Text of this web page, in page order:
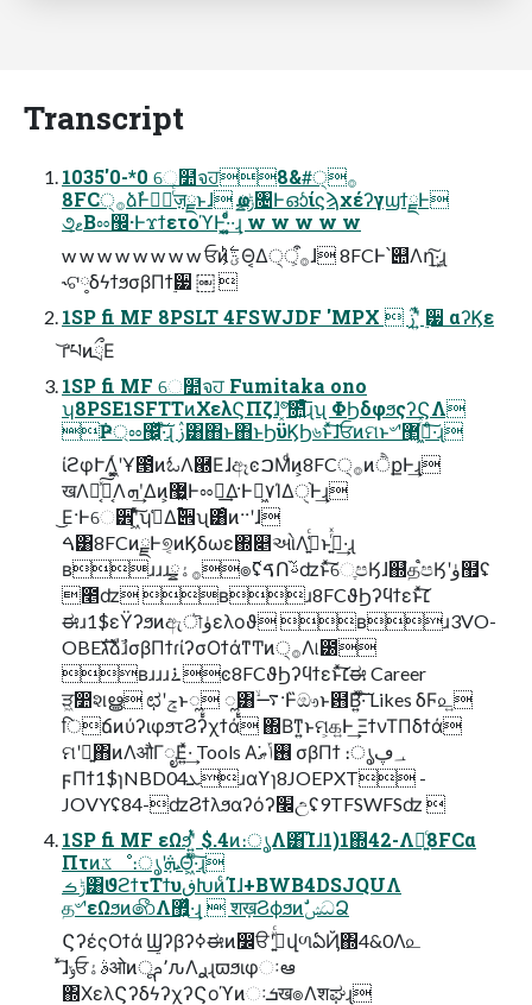
Transcript
1035'0-*0 େ໺จਹ8&#੍࡞
8FC੍࡞ձࣾͰഓٕͬͨज़ྗͱɺ ҩྍݱ৔ͰഓͬͨίϛϡχέʔγϣϯྗͰ
૭ޱ͔Βೲ඼·ͰϫϯετοϓͰ͓·͔͍͚ͤͨͩ·͢ɻ w w w w w
w w w w w w w w ਓͷؾ͕࣋ͪΘ͔Δ੍࡞ऀ͕ɺ 8FCͰ՝୊Λղܾ͠·͢ɻ
˞ଟ༷δϟϯϧσβΠϯ࣮੷ ￼ 
1SP fi MF 8PSLT 4FSWJDF 'MPX  ࢲʹ͍ͭͯ ࣮੷ αʔϏε
͝ґཔͷྲྀΕ
1SP fi MF େ໺จਹ Fumitaka ono
ʮ8PSE1SFTTͷΧελϚΠζɺ҆৺͓ͯ͠೚͍ͤͩ͘͞ɻʯ ΦϦδφϧςʔϚΛ
݅Ҏ্ೲ඼͖ͯ͠·ͨ͠ɻ ࢲ͸΋ͱ΋ͱϦϋϏϦ৬ͱͯ͠ɺਓͷମͱ৺ʹ޲͖߹͖ͬͯ·ͨ͠ɻ
ίϩφՒΛ͖͔͚ͬʹҰ౓ͦͷಓΛ཭ΕɺඈͼࠐΜͩͷ͕8FC੍࡞ͷੈքͰ͢ɻ
खΛಈ͔ͯ͠Կ͔Λܗʹ͢Δͷ͕޷͖Ͱೲಘ͢Δ·Ͱಥ͖٧ΊΔੑ֨Ͱ͢ɻ
͜Ε·Ͱେ੾ʹ͖ͯͨ͠ʮࢧ͑Δ࢟੎ʯ͸ͦͷ··ʹɺ
ࠓ͸8FCͷྗͰ୭͔ͷϏδωε΍௅ઓΛࢧ͍͑ͨͱࢥ͍ͬͯ·͢ɻ
ʙɹɹɹ࡞ۀྍ๏࢜ʢࠃՈࢿ֨ʣͱͯ͠େֶපӃɺ஍ํத֩පӃʹۈ຿ʢ
೥ʣ ʙɹ8FCϑϦʔϥϯεͱͯ͠׆
ಈɹ1$εΫʔϧͷඇৗۈελοϑ ʙɹ3VO-
OBEגࣜձࣾɹσβΠϯɾίʔσΟϯάͳͲͷ੍࡞Λ୲౰
ʙɹɹɹ࠶ͼ8FCϑϦʔϥϯεͱͯ͠׆ಈ Career
ੜ͖෺શൠ ಛʹݘͱೣ ೣ͸࠷ۙ·Ͱ̏ඖͱ฻Β͍ͯ͠·ͨ͠ Likes δϜ௨͍
िճͷύʔιφϧτϨʔχϯά ΍Βͳ͍ͱମ͕௧͍Ͱ͢ ΞϯνΤΠδϯά
ମʹྑ͍΋ͷΛऔΓೖΕ͍ͯ·͢ Tools Α͘࢖͏ݴޠ σβΠϯ ։ൃ؀ڥ
ϝΠϯ1$ɿNBD04ܥɹαϒɿ8JOEPXT -
JOVYʢ84-ʣϨϯλϧαʔόʔ׬උʢ9TFSWFSʣ 
1SP fi MF εΩϧʹ͍ͭͯ $.4ͷ։ൃΛ͸͡Ίɺ1)1΍42-Λ༻͍ͨ8FCα
Πτͷػೳ։ൃʹܞΘ͖ͬͯ·ͨ͠ɻ
ݱࡏ͸ϑϩϯτΤϯυڧԽͷͨΊɺ+BWB4DSJQUΛ
த৺ʹεΩϧͷ෯Λ޿͍͛ͯ·͢ɻ  शख़ϨϕϧͷࣗݾධՁ
ϚʔέςΟϯά Ϣʔβʔߦಈͷ෼ੳʹج͍ͮͨվળఏҊ΍4&0Λ௨
ͯ͡ɺݸਓࣄۀओͷू٬ࢧԉΛ࣮ࢪɻϖϧιφઃఆ
΍ΧελϚʔδϟʔχʔϚοϓͷઃܭख๏Λशಘɻ